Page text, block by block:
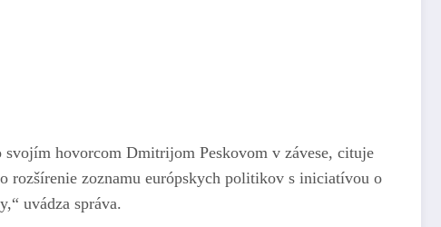
hovorcom Dmitrijom Peskovom v závese, cituje
rozšírenie zoznamu európskych politikov s iniciatívou o
uvádza správa.